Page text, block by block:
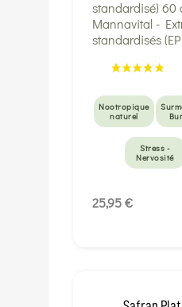
Nootropique
naturel
Stress -
Nervosité
25,95 €